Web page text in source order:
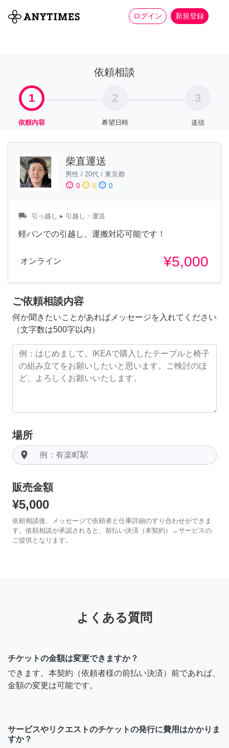
ログイン 新規登録
全て 家事 more_horiz
依頼相談
1
依頼内容
2
希望日時
3
送信
柴直運送
男性 / 20代 / 東京都
sentiment_satisfied 0 sentiment_neutral 0 sentiment_dissatisfied 0
local_shipping 引っ越し ▸ 引越し・運送
軽バンでの引越し、運搬対応可能です！
オンライン ¥5,000
ご依頼相談内容
何か聞きたいことがあればメッセージを入れてください
（文字数は500字以内）
場所
room
販売金額
¥5,000
依頼相談後、メッセージで依頼者と仕事詳細のすり合わせができま
す。依頼相談が承認されると、前払い決済（本契約）→サービスの
ご提供となります。
よくある質問
チケットの金額は変更できますか？
できます。本契約（依頼者様の前払い決済）前であれば、
金額の変更は可能です。
サービスやリクエストのチケットの発行に費用はかかりま
すか？